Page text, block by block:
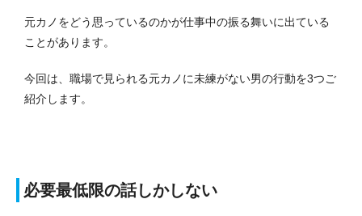
元カノをどう思っているのかが仕事中の振る舞いに出ている
ことがあります。
今回は、職場で見られる元カノに未練がない男の行動を3つご
紹介します。
必要最低限の話しかしない